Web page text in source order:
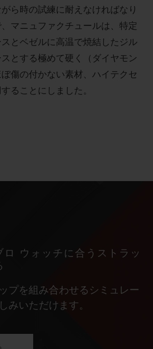
ら時の試練に耐えなければなり
マニュファクチュールは、特定
とベゼルに高温で焼結したジル
とする極めて硬く（ダイヤモン
ぼ傷の付かない素材、ハイテクセ
ることにしました。
ロ ウォッチに合うストラッ
プを組み合わせるシミュレー
みいただけます。